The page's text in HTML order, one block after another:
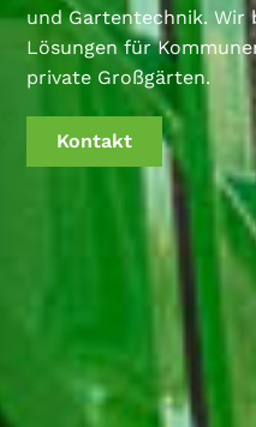
und Gartentechnik. Wir
Lösungen für
private Großgärten.
Kontakt